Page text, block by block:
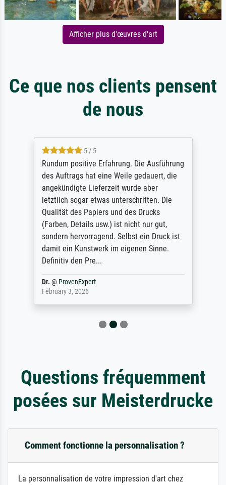
Afficher plus d'œuvres d'art
Ce que nos clients pensent
de nous
5 / 5
Rundum positive Erfahrung. Die Ausführung
des Auftrags hat eine Weile gedauert, die
angekündigte Lieferzeit wurde aber
letztlich sogar etwas unterschritten. Die
Qualität des Papiers und des Drucks
(Farben, Details usw.) ist nicht nur gut,
sondern hervorragend. Selbst ein Druck ist
damit ein Kunstwerk im eigenen Sinne.
Definitiv den Pre...
Dr. @ ProvenExpert
February 3, 2026
Questions fréquemment
posées sur Meisterdrucke
Comment fonctionne la personnalisation ?
La personnalisation de votre impression d'art chez